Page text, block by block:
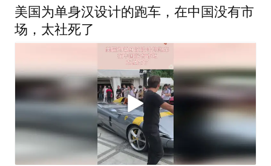
美国为单身汉设计的跑车，在中国没有市
场，太社死了